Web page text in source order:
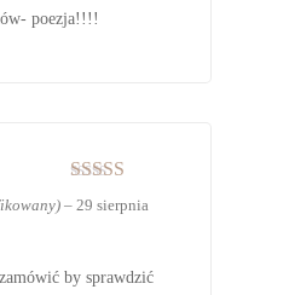
poezja!!!!
Oceniono
na 5
– 29 sierpnia
by sprawdzić